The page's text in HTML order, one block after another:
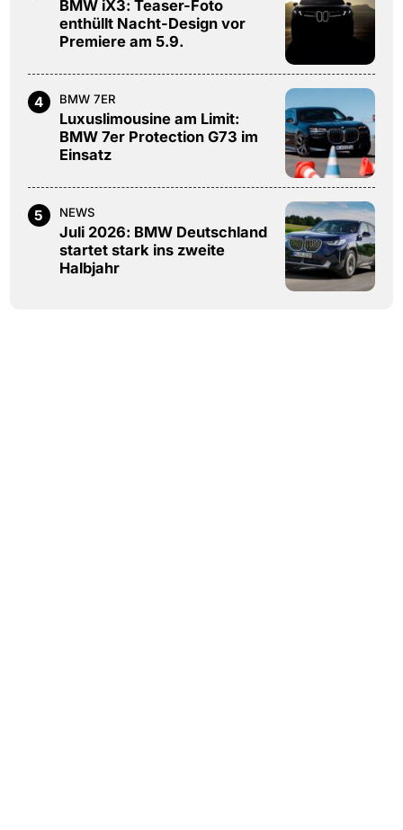
BMW iX3: Teaser-Foto
enthüllt Nacht-Design vor
Premiere am 5.9.
4 BMW 7ER
Luxuslimousine am Limit:
BMW 7er Protection G73 im
Einsatz
5 NEWS
Juli 2026: BMW Deutschland
startet stark ins zweite
Halbjahr